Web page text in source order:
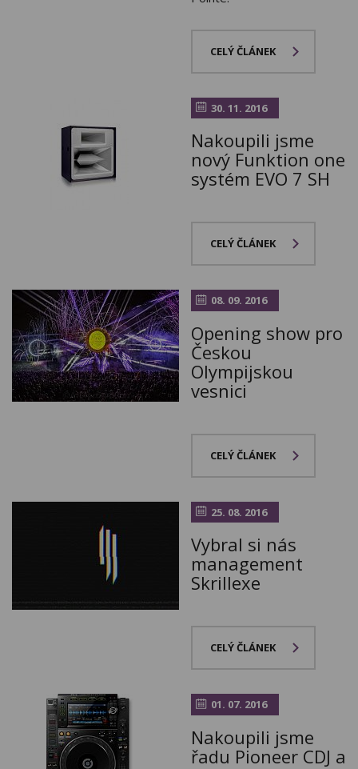
CELÝ ČLÁNEK
30. 11. 2016
Nakoupili jsme
nový Funktion one
systém EVO 7 SH
CELÝ ČLÁNEK
08. 09. 2016
Opening show pro
Českou
Olympijskou
vesnici
CELÝ ČLÁNEK
25. 08. 2016
Vybral si nás
management
Skrillexe
CELÝ ČLÁNEK
01. 07. 2016
Nakoupili jsme
řadu Pioneer CDJ a